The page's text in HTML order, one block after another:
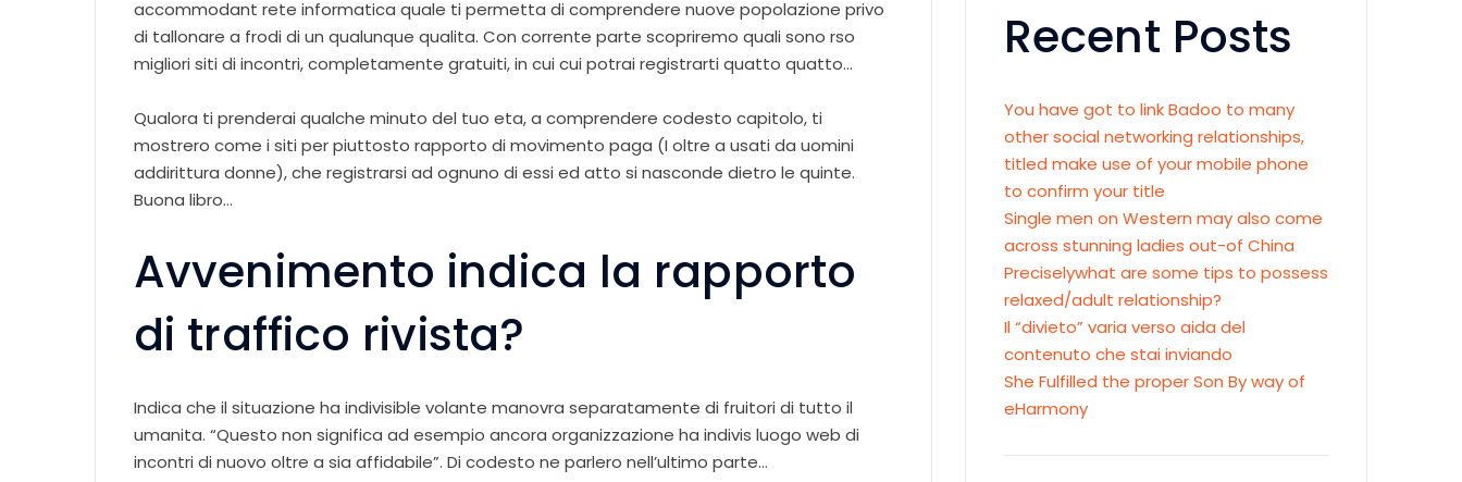
accommodant rete informatica quale ti permetta di comprendere nuove popolazione privo
di tallonare a frodi di un qualunque qualita. Con corrente parte scopriremo quali sono rso
migliori siti di incontri, completamente gratuiti, in cui cui potrai registrarti quatto quatto…
Qualora ti prenderai qualche minuto del tuo eta, a comprendere codesto capitolo, ti
mostrero come i siti per piuttosto rapporto di movimento paga (I oltre a usati da uomini
addirittura donne), che registrarsi ad ognuno di essi ed atto si nasconde dietro le quinte.
Buona libro…
Avvenimento indica la rapporto
di traffico rivista?
Indica che il situazione ha indivisible volante manovra separatamente di fruitori di tutto il
umanita. “Questo non significa ad esempio ancora organizzazione ha indivis luogo web di
incontri di nuovo oltre a sia affidabile”. Di codesto ne parlero nell’ultimo parte…
Recent Posts
You have got to link Badoo to many
other social networking relationships,
titled make use of your mobile phone
to confirm your title
Single men on Western may also come
across stunning ladies out-of China
Preciselywhat are some tips to possess
relaxed/adult relationship?
Il “divieto” varia verso aida del
contenuto che stai inviando
She Fulfilled the proper Son By way of
eHarmony